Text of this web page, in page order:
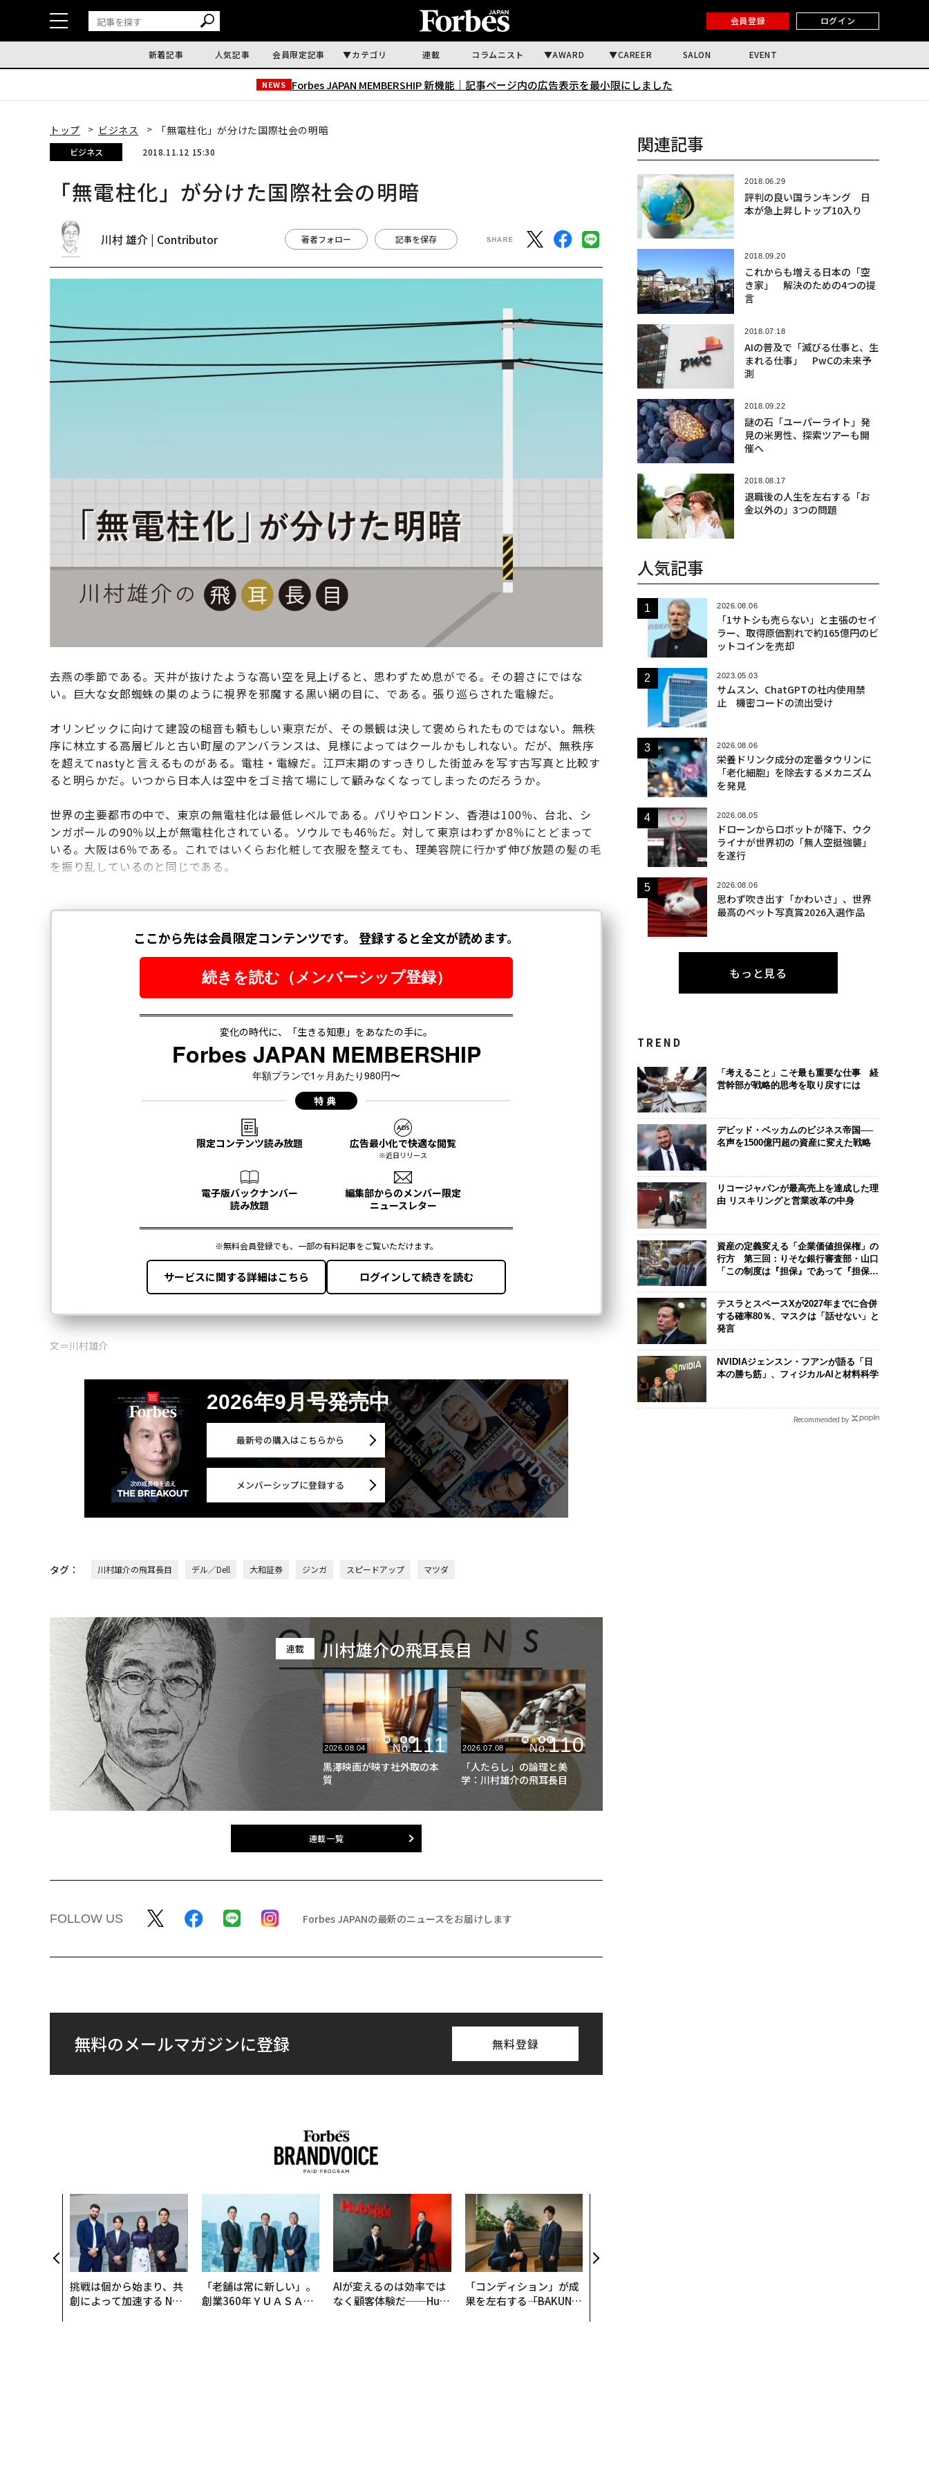
会員登録 ログイン
新着記事 人気記事 会員限定記事 カテゴリ 連載 コラムニスト AWARD CAREER SALON EVENT
NEWS Forbes JAPAN MEMBERSHIP 新機能｜ 記事ページ内の広告表示を最小限にしました
トップ ビジネス 「無電柱化」が分けた国際社会の明暗
ビジネス 2018.11.12 15:30
「無電柱化」が分けた国際社会の明暗
川村 雄介 | Contributor 著者フォロー 記事を保存
去燕の季節である。天井が抜けたような高い空を見上げると、思わずため息がでる。その碧さにではな
い。巨大な女郎蜘蛛の巣のように視界を邪魔する黒い網の目に、である。張り巡らされた電線だ。
オリンピックに向けて建設の槌音も頼もしい東京だが、その景観は決して褒められたものではない。無秩
序に林立する高層ビルと古い町屋のアンバランスは、見様によってはクールかもしれない。だが、無秩序
を超えてnastyと言えるものがある。電柱・電線だ。江戸末期のすっきりした街並みを写す古写真と比較す
ると明らかだ。いつから日本人は空中をゴミ捨て場にして顧みなくなってしまったのだろうか。
世界の主要都市の中で、東京の無電柱化は最低レベルである。パリやロンドン、香港は100％、台北、シ
ンガポールの90％以上が無電柱化されている。ソウルでも46％だ。対して東京はわずか8％にとどまって
いる。大阪は6％である。これではいくらお化粧して衣服を整えても、理美容院に行かず伸び放題の髪の毛
を振り乱しているのと同じである。
文＝川村雄介
2026年9月号発売中
最新号の購入はこちらから
メンバーシップに登録する
タグ： 川村雄介の飛耳長目 デル／Dell 大和証券 ジンガ スピードアップ マツダ
連載 川村雄介の飛耳長目
2026.08.04 No.111
黒澤映画が映す社外取の本
質
2026.07.08 No.110
「人たらし」の論理と美
学：川村雄介の飛耳長目
連載一覧
FOLLOW US Forbes JAPANの最新のニュースをお届けします
無料のメールマガジンに登録 無料登録
挑戦は個から始まり、共
創によって加速する NOR
「老舗は常に新しい」。
創業360年ＹＵＡＳＡと
AIが変えるのは効率では
なく顧客体験だ──Hub
「コンディション」が成
果を左右する――「BAKUN
関連記事
2018.06.29
評判の良い国ランキング 日
本が急上昇しトップ10入り
2018.09.20
これからも増える日本の「空
き家」 解決のための4つの提
言
2018.07.18
AIの普及で「滅びる仕事と、生
まれる仕事」 PwCの未来予
測
2018.09.22
謎の石「ユーパーライト」発
見の米男性、探索ツアーも開
催へ
2018.08.17
退職後の人生を左右する「お
金以外の」3つの問題
人気記事
2026.08.06
「1サトシも売らない」と主張のセイ
ラー、取得原価割れで約165億円のビ
ットコインを売却
2023.05.03
サムスン、ChatGPTの社内使用禁
止 機密コードの流出受け
2026.08.06
栄養ドリンク成分の定番タウリンに
「老化細胞」を除去するメカニズム
を発見
2026.08.05
ドローンからロボットが降下、ウク
ライナが世界初の「無人空挺強襲」
を遂行
2026.08.06
思わず吹き出す「かわいさ」、世界
最高のペット写真賞2026入選作品
もっと見る
TREND
「考えること」こそ最も重要な仕事 経
営幹部が戦略的思考を取り戻すには
デビッド・ベッカムのビジネス帝国──
名声を1500億円超の資産に変えた戦略
リコージャパンが最高売上を達成した理
由 リスキリングと営業改革の中身
資産の定義変える「企業価値担保権」の
行方 第三回：りそな銀行審査部・山口
「この制度は『担保』であって『担保』
テスラとスペースXが2027年までに合併
する確率80％、マスクは「話せない」と
発言
NVIDIAジェンスン・フアンが語る「日
本の勝ち筋」、フィジカルAIと材料科学
Recommended by